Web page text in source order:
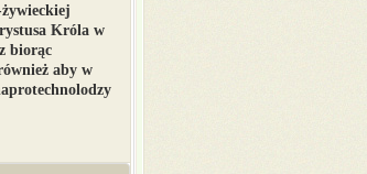
Króla w
biorąc
aby w